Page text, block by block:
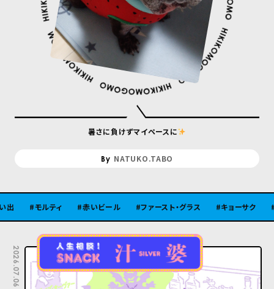
暑さに負けずマイペースに
NATUKO.TABO
ルティ 赤いビール ファースト・グラス キョーサク ピラミッ
2026.07.06